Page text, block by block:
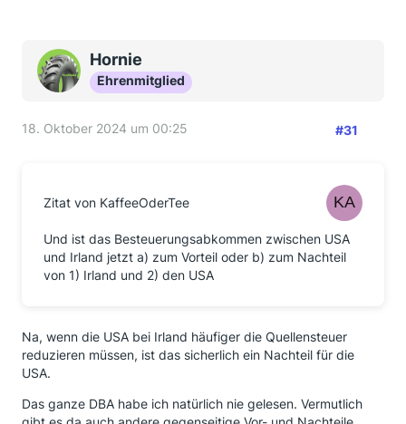
Hornie
Ehrenmitglied
18. Oktober 2024 um 00:25 #31
Zitat von KaffeeOderTee
Und ist das Besteuerungsabkommen zwischen USA
und Irland jetzt a) zum Vorteil oder b) zum Nachteil
von 1) Irland und 2) den USA
Na, wenn die USA bei Irland häufiger die Quellensteuer
reduzieren müssen, ist das sicherlich ein Nachteil für die
USA.
Das ganze DBA habe ich natürlich nie gelesen. Vermutlich